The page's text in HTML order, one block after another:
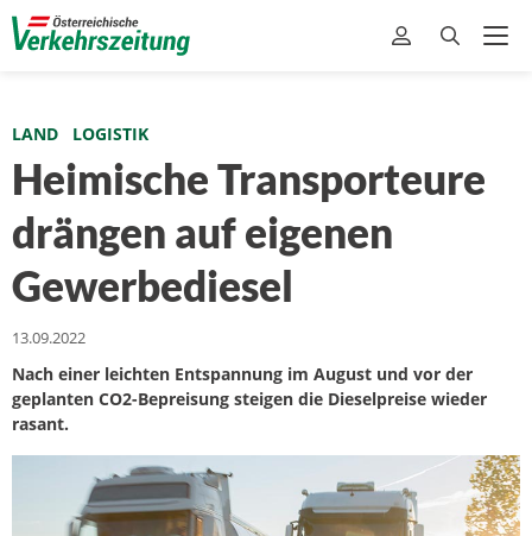
LAND LOGISTIK
Heimische Transporteure
drängen auf eigenen
Gewerbediesel
13.09.2022
Nach einer leichten Entspannung im August und vor der
geplanten CO2-Bepreisung steigen die Dieselpreise wieder
rasant.